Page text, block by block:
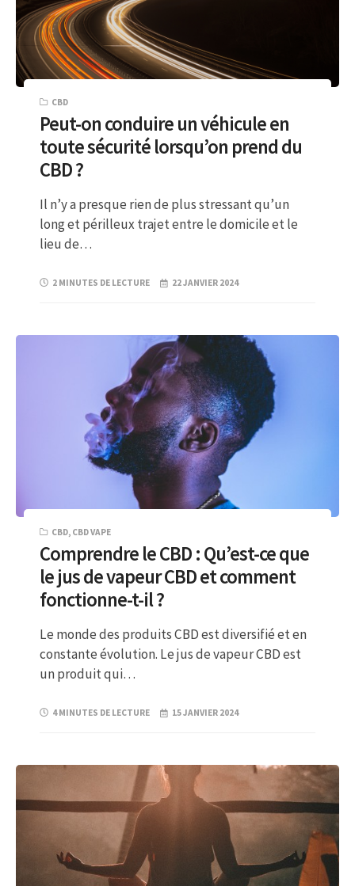
CBD
Peut-on conduire un véhicule en
toute sécurité lorsqu’on prend du
CBD ?
Il n’y a presque rien de plus stressant qu’un
long et périlleux trajet entre le domicile et le
lieu de…
2 MINUTES DE LECTURE 22 JANVIER 2024
CBD, CBD VAPE
Comprendre le CBD : Qu’est-ce que
le jus de vapeur CBD et comment
fonctionne-t-il ?
Le monde des produits CBD est diversifié et en
constante évolution. Le jus de vapeur CBD est
un produit qui…
4 MINUTES DE LECTURE 15 JANVIER 2024